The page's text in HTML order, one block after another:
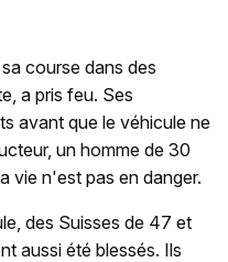
course dans des
a pris feu. Ses
avant que le véhicule ne
un homme de 30
vie n'est pas en danger.
des Suisses de 47 et
aussi été blessés. Ils